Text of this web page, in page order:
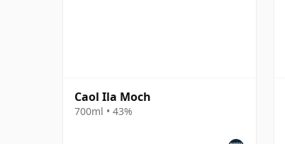
Caol Ila Moch
700ml • 43%